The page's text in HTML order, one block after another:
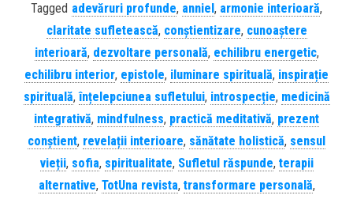
Tagged adevăruri profunde, anniel, armonie interioară,
claritate sufletească, conștientizare, cunoaștere
interioară, dezvoltare personală, echilibru energetic,
echilibru interior, epistole, iluminare spirituală, inspirație
spirituală,înțelepciunea sufletului, introspecție, medicină
integrativă, mindfulness, practică meditativă, prezent
conștient, revelații interioare, sănătate holistică, sensul
vieții, sofia, spiritualitate, Sufletul răspunde, terapii
alternative, TotUna revista, transformare personală,